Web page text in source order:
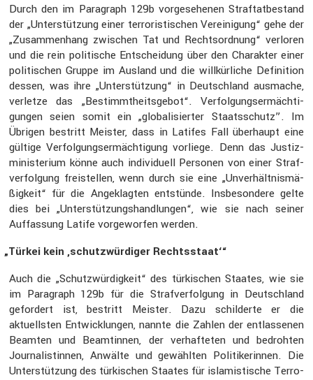
Durch den im Paragraph 129b vorge­se­henen Straf­tat­be­stand
der „Unter­stüt­zung einer terro­ris­ti­schen Verei­ni­gung“ gehe der
„Zusam­men­hang zwischen Tat und Rechts­ord­nung“ verloren
und die rein politi­sche Entschei­dung über den Charakter einer
politi­schen Gruppe im Ausland und die willkür­liche Defini­tion
dessen, was ihre „Unter­stüt­zung“ in Deutsch­land ausmache,
verletze das „Bestimmt­heits­gebot“. Verfol­gungs­er­mäch­ti­
gungen seien somit ein „globa­li­sierter Staats­schutz”. Im
Übrigen bestritt Meister, dass in Latifes Fall überhaupt eine
gültige Verfol­gungs­er­mäch­ti­gung vorliege. Denn das Justiz­
mi­nis­te­rium könne auch indivi­duell Personen von einer Straf­
ver­fol­gung freistellen, wenn durch sie eine „Unver­hält­nis­mä­
ßig­keit“ für die Angeklagten entstünde. Insbe­son­dere gelte
dies bei „Unter­stüt­zungs­hand­lungen“, wie sie nach seiner
Auffas­sung Latife vorge­worfen werden.
„Türkei kein ‚schutz­wür­diger Rechts­staat‘“
Auch die „Schutz­wür­dig­keit“ des türki­schen Staates, wie sie
im Paragraph 129b für die Straf­ver­fol­gung in Deutsch­land
gefor­dert ist, bestritt Meister. Dazu schil­derte er die
aktuellsten Entwick­lungen, nannte die Zahlen der entlas­senen
Beamten und Beamtinnen, der verhaf­teten und bedrohten
Journa­lis­tinnen, Anwälte und gewählten Politi­ke­rinnen. Die
Unter­stüt­zung des türki­schen Staates für islamis­ti­sche Terro­